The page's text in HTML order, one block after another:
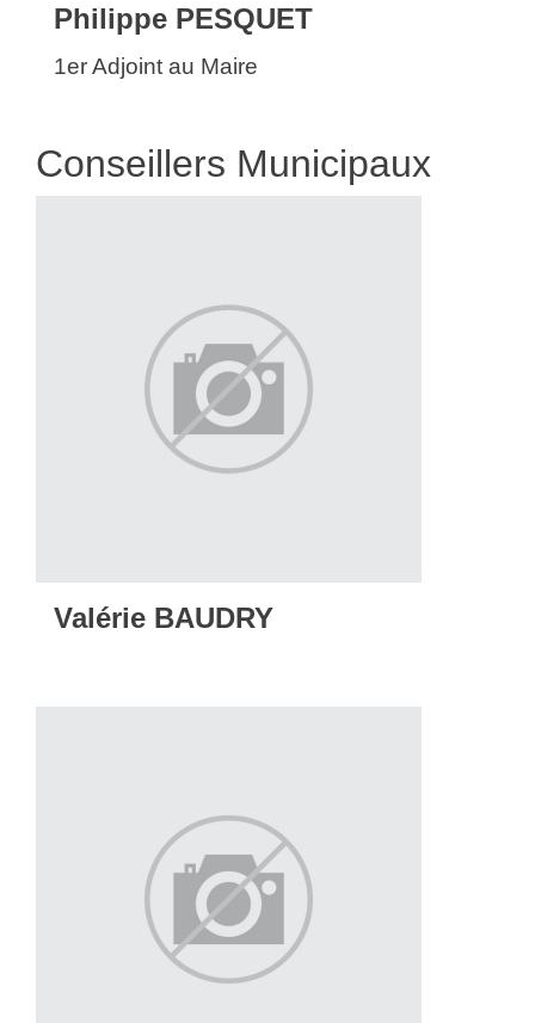
Philippe PESQUET
1er Adjoint au Maire
Conseillers Municipaux
Valérie BAUDRY